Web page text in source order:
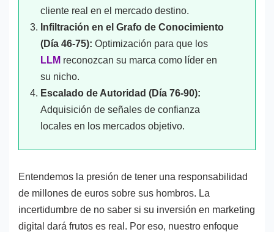
cliente real en el mercado destino.
Infiltración en el Grafo de Conocimiento
(Día 46-75): Optimización para que los
LLM reconozcan su marca como líder en
su nicho.
Escalado de Autoridad (Día 76-90):
Adquisición de señales de confianza
locales en los mercados objetivo.
Entendemos la presión de tener una responsabilidad
de millones de euros sobre sus hombros. La
incertidumbre de no saber si su inversión en marketing
digital dará frutos es real. Por eso, nuestro enfoque